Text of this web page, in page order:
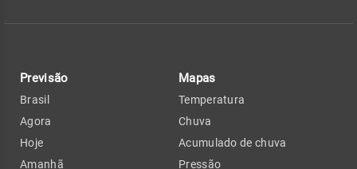
Previsão
Brasil
Agora
Hoje
Amanhã
Mapas
Temperatura
Chuva
Acumulado de chuva
Pressão